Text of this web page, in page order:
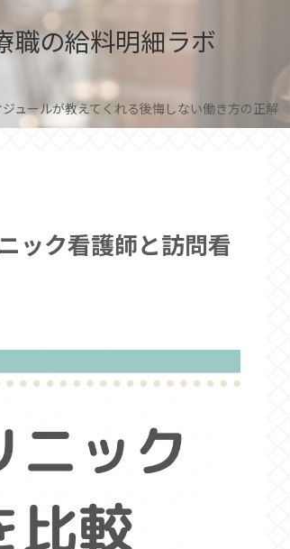
職の給料明細ラボ
ュールが教えてくれる後悔しない働き方の正解
ック看護師と訪問看